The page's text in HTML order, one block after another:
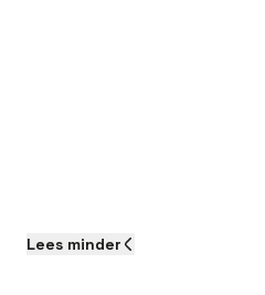
Lees minder